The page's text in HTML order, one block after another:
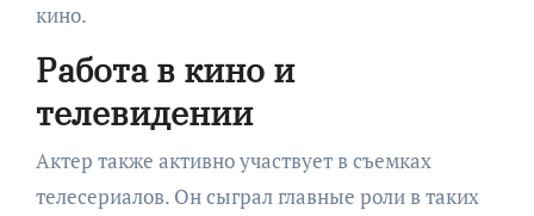
кино.
Работа в кино и
телевидении
Актер также активно участвует в съемках
телесериалов. Он сыграл главные роли в таких